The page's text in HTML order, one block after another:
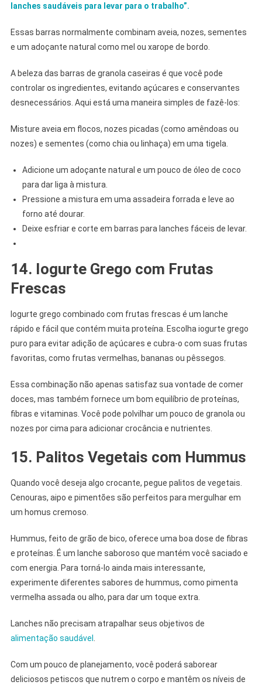
lanches saudáveis para levar para o trabalho”.
Essas barras normalmente combinam aveia, nozes, sementes
e um adoçante natural como mel ou xarope de bordo.
A beleza das barras de granola caseiras é que você pode
controlar os ingredientes, evitando açúcares e conservantes
desnecessários. Aqui está uma maneira simples de fazê-los:
Misture aveia em flocos, nozes picadas (como amêndoas ou
nozes) e sementes (como chia ou linhaça) em uma tigela.
Adicione um adoçante natural e um pouco de óleo de coco
para dar liga à mistura.
Pressione a mistura em uma assadeira forrada e leve ao
forno até dourar.
Deixe esfriar e corte em barras para lanches fáceis de levar.
14. Iogurte Grego com Frutas
Frescas
Iogurte grego combinado com frutas frescas é um lanche
rápido e fácil que contém muita proteína. Escolha iogurte grego
puro para evitar adição de açúcares e cubra-o com suas frutas
favoritas, como frutas vermelhas, bananas ou pêssegos.
Essa combinação não apenas satisfaz sua vontade de comer
doces, mas também fornece um bom equilíbrio de proteínas,
fibras e vitaminas. Você pode polvilhar um pouco de granola ou
nozes por cima para adicionar crocância e nutrientes.
15. Palitos Vegetais com Hummus
Quando você deseja algo crocante, pegue palitos de vegetais.
Cenouras, aipo e pimentões são perfeitos para mergulhar em
um homus cremoso.
Hummus, feito de grão de bico, oferece uma boa dose de fibras
e proteínas. É um lanche saboroso que mantém você saciado e
com energia. Para torná-lo ainda mais interessante,
experimente diferentes sabores de hummus, como pimenta
vermelha assada ou alho, para dar um toque extra.
Lanches não precisam atrapalhar seus objetivos de
alimentação saudável
Com um pouco de planejamento, você poderá saborear
deliciosos petiscos que nutrem o corpo e mantêm os níveis de